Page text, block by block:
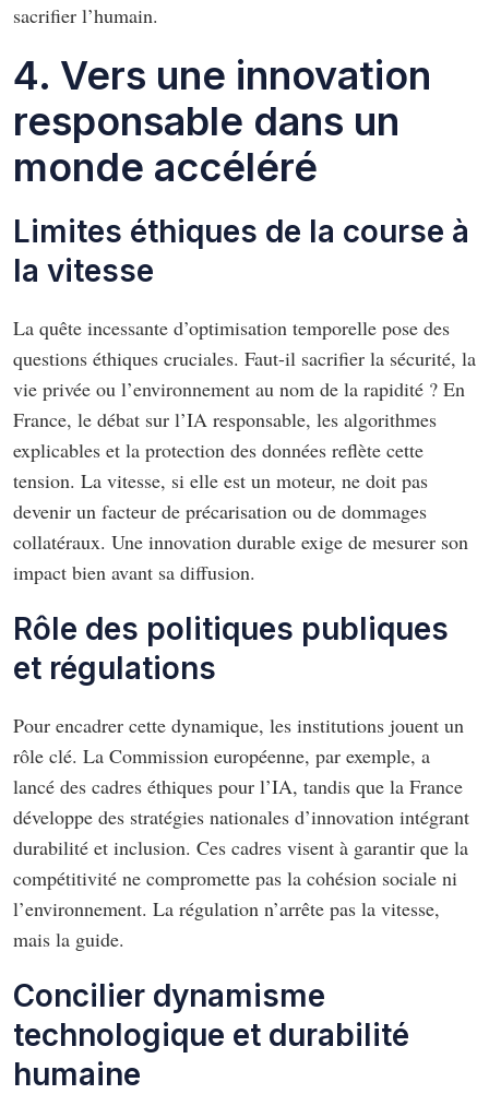
sacrifier l’humain.
4. Vers une innovation
responsable dans un
monde accéléré
Limites éthiques de la course à
la vitesse
La quête incessante d’optimisation temporelle pose des
questions éthiques cruciales. Faut-il sacrifier la sécurité, la
vie privée ou l’environnement au nom de la rapidité ? En
France, le débat sur l’IA responsable, les algorithmes
explicables et la protection des données reflète cette
tension. La vitesse, si elle est un moteur, ne doit pas
devenir un facteur de précarisation ou de dommages
collatéraux. Une innovation durable exige de mesurer son
impact bien avant sa diffusion.
Rôle des politiques publiques
et régulations
Pour encadrer cette dynamique, les institutions jouent un
rôle clé. La Commission européenne, par exemple, a
lancé des cadres éthiques pour l’IA, tandis que la France
développe des stratégies nationales d’innovation intégrant
durabilité et inclusion. Ces cadres visent à garantir que la
compétitivité ne compromette pas la cohésion sociale ni
l’environnement. La régulation n’arrête pas la vitesse,
mais la guide.
Concilier dynamisme
technologique et durabilité
humaine